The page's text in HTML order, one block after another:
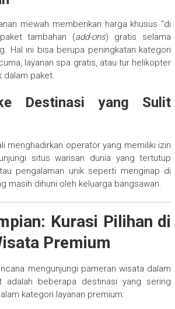
mewah memberikan harga khusus “di
tambahan (add-ons) gratis selama
Hal ini bisa berupa peningkatan kategori
layanan spa gratis, atau tur helikopter
dalam paket.
Destinasi yang Sulit
menghadirkan operator yang memiliki izin
situs warisan dunia yang tertutup
pengalaman unik seperti menginap di
masih dihuni oleh keluarga bangsawan.
Kurasi Pilihan di
Premium
mengunjungi pameran wisata dalam
adalah beberapa destinasi yang sering
kategori layanan premium: